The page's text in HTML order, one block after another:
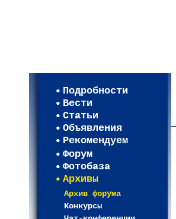
Подробности
Вести
Статьи
Объявления
Рекомендуем
Форум
Фотобаза
Архивы
Архив форума
Конкурсы